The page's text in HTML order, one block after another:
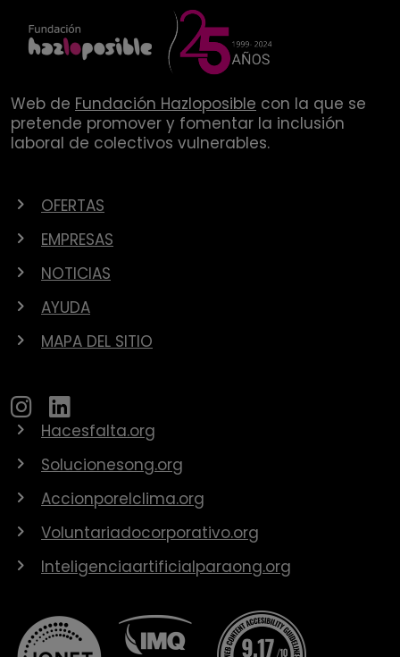
Web de Fundación Hazloposible con la que se
pretende promover y fomentar la inclusión
laboral de colectivos vulnerables.
OFERTAS
EMPRESAS
NOTICIAS
AYUDA
MAPA DEL SITIO
Hacesfalta.org
Solucionesong.org
Accionporelclima.org
Voluntariadocorporativo.org
Inteligenciaartificialparaong.org